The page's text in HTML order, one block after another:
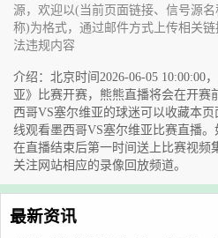
源，欢迎以(当前页面链接、信号源
称)为格式，通过邮件方式上传相关
法违规内容
介绍：北京时间2026-06-05 10:00:00
亚》比赛开赛，熊熊直播将会在开赛
西哥VS塞尔维亚的球迷可以收藏本
线观看墨西哥VS塞尔维亚比赛直播
在直播结束后第一时间送上比赛视频
关注网站相应的录像回放频道。
最新资讯